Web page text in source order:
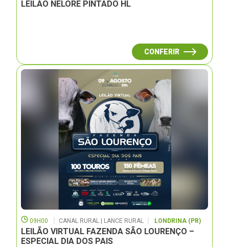
LEILÃO NELORE PINTADO HL
CONFERIR
09H00 CANAL RURAL | LANCE RURAL LONDRINA (PR)
LEILÃO VIRTUAL FAZENDA SÃO LOURENÇO –
ESPECIAL DIA DOS PAIS